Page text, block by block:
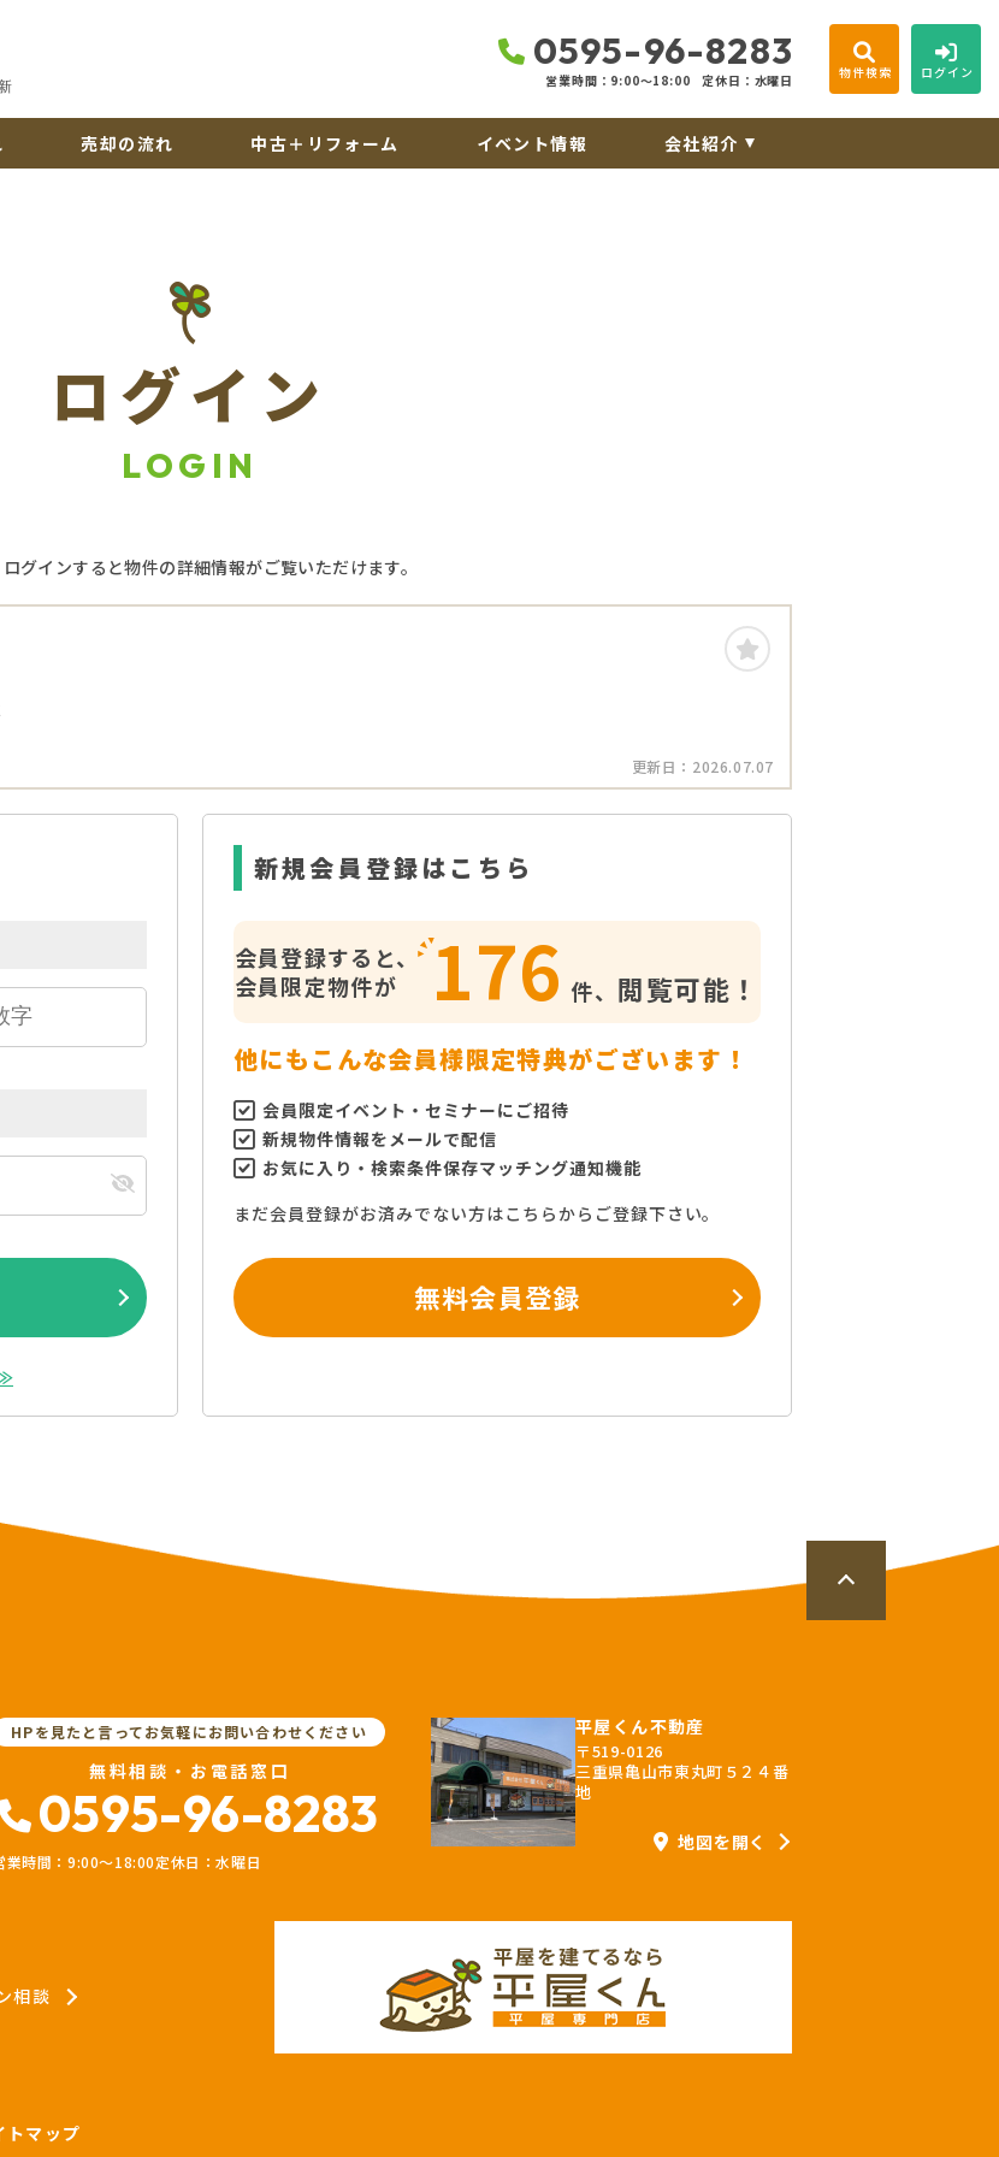
0595-96-8283
営業時間：9:00〜18:00 定休日：水曜日 物件検索 ログイン
売却の流れ 中古＋リフォーム イベント情報 会社紹介
ログイン
LOGIN
グインすると物件の詳細情報がご覧いただけます。
更新日： 2026.07.07
新規会員登録はこちら
会員登録すると、
会員限定物件が
176 件、 閲覧可能！
他にもこんな会員様限定特典がございます！
会員限定イベント・セミナーにご招待
新規物件情報をメールで配信
お気に入り・検索条件保存マッチング通知機能
まだ会員登録がお済みでない方はこちらからご登録下さい。
無料会員登録
HPを見たと言ってお気軽にお問い合わせください
無料相談・お電話窓口
0595-96-8283
業時間：9:00〜18:00定休日：水曜日
平屋くん不動産
〒519-0126
三重県亀山市東丸町５２４番
地
地図を開く
相談
トマップ